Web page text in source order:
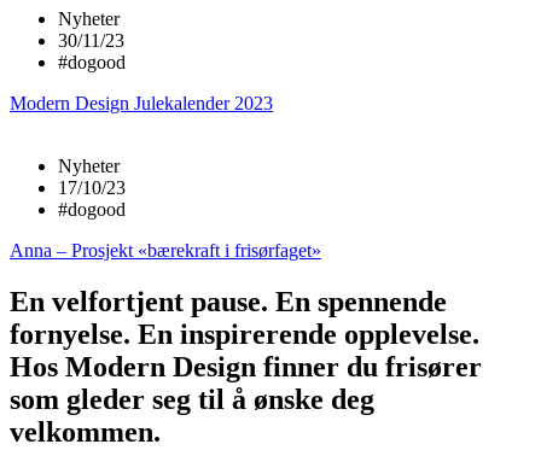
Nyheter
30/11/23
#dogood
Modern Design Julekalender 2023
Nyheter
17/10/23
#dogood
Anna – Prosjekt «bærekraft i frisørfaget»
En velfortjent pause. En spennende
fornyelse. En inspirerende opplevelse.
Hos Modern Design finner du frisører
som gleder seg til å ønske deg
velkommen.